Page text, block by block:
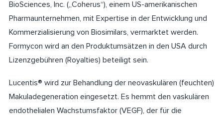
BioSciences, Inc. („Coherus“), einem US-amerikanischen
Pharmaunternehmen, mit Expertise in der Entwicklung und
Kommerzialisierung von Biosimilars, vermarktet werden.
Formycon wird an den Produktumsätzen in den USA durch
Lizenzgebühren (Royalties) beteiligt sein.
Lucentis® wird zur Behandlung der neovaskulären (feuchten)
Makuladegeneration eingesetzt. Es hemmt den vaskulären
endothelialen Wachstumsfaktor (VEGF), der für die